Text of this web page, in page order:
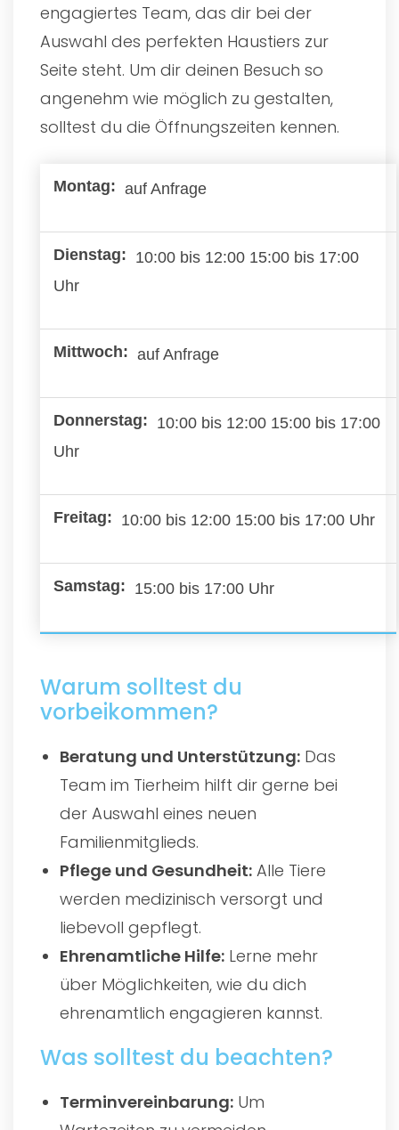
engagiertes Team, das dir bei der
Auswahl des perfekten Haustiers zur
Seite steht. Um dir deinen Besuch so
angenehm wie möglich zu gestalten,
solltest du die Öffnungszeiten kennen.
auf Anfrage
10:00 bis 12:00 15:00 bis 17:00
Uhr
auf Anfrage
10:00 bis 12:00 15:00 bis 17:00
Uhr
10:00 bis 12:00 15:00 bis 17:00 Uhr
15:00 bis 17:00 Uhr
Warum solltest du
vorbeikommen?
Beratung und Unterstützung: Das
Team im Tierheim hilft dir gerne bei
der Auswahl eines neuen
Familienmitglieds.
Pflege und Gesundheit: Alle Tiere
werden medizinisch versorgt und
liebevoll gepflegt.
Ehrenamtliche Hilfe: Lerne mehr
über Möglichkeiten, wie du dich
ehrenamtlich engagieren kannst.
Was solltest du beachten?
Terminvereinbarung: Um